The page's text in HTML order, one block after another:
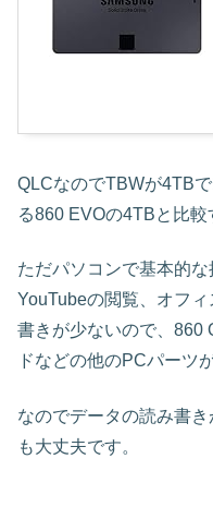
QLCなのでTBWが4TB
る860 EVOの4TBと比較
ただパソコンで基本的
YouTubeの閲覧、オフ
書きが少ないので、860
ドなどの他のPCパーツ
なのでデータの読み書
も大丈夫です。